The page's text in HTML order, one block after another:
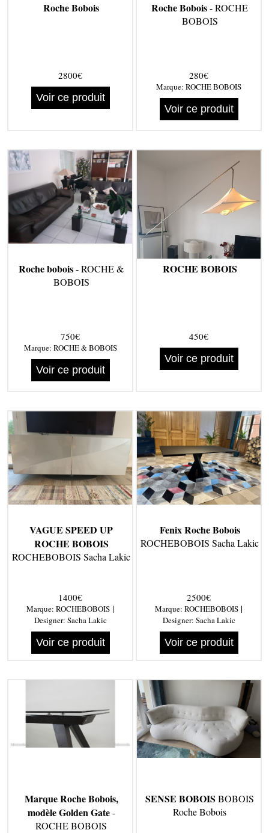
Roche Bobois
2800€
Voir ce produit
Roche Bobois- ROCHE
BOBOIS
280€
Marque: ROCHE BOBOIS
Voir ce produit
Roche bobois- ROCHE &
BOBOIS
750€
Marque: ROCHE & BOBOIS
Voir ce produit
ROCHE BOBOIS
450€
Voir ce produit
VAGUE SPEED UP
ROCHE BOBOIS
ROCHEBOBOIS Sacha Lakic
1400€
Marque: ROCHEBOBOIS |
Designer: Sacha Lakic
Voir ce produit
Fenix Roche Bobois
ROCHEBOBOIS Sacha Lakic
2500€
Marque: ROCHEBOBOIS |
Designer: Sacha Lakic
Voir ce produit
Marque Roche Bobois,
modèle Golden Gate-
ROCHE BOBOIS
SENSE BOBOIS BOBOIS
Roche Bobois